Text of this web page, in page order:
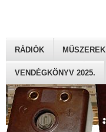
RÁDIÓK MŰSZEREK
VENDÉGKÖNYV 2025.